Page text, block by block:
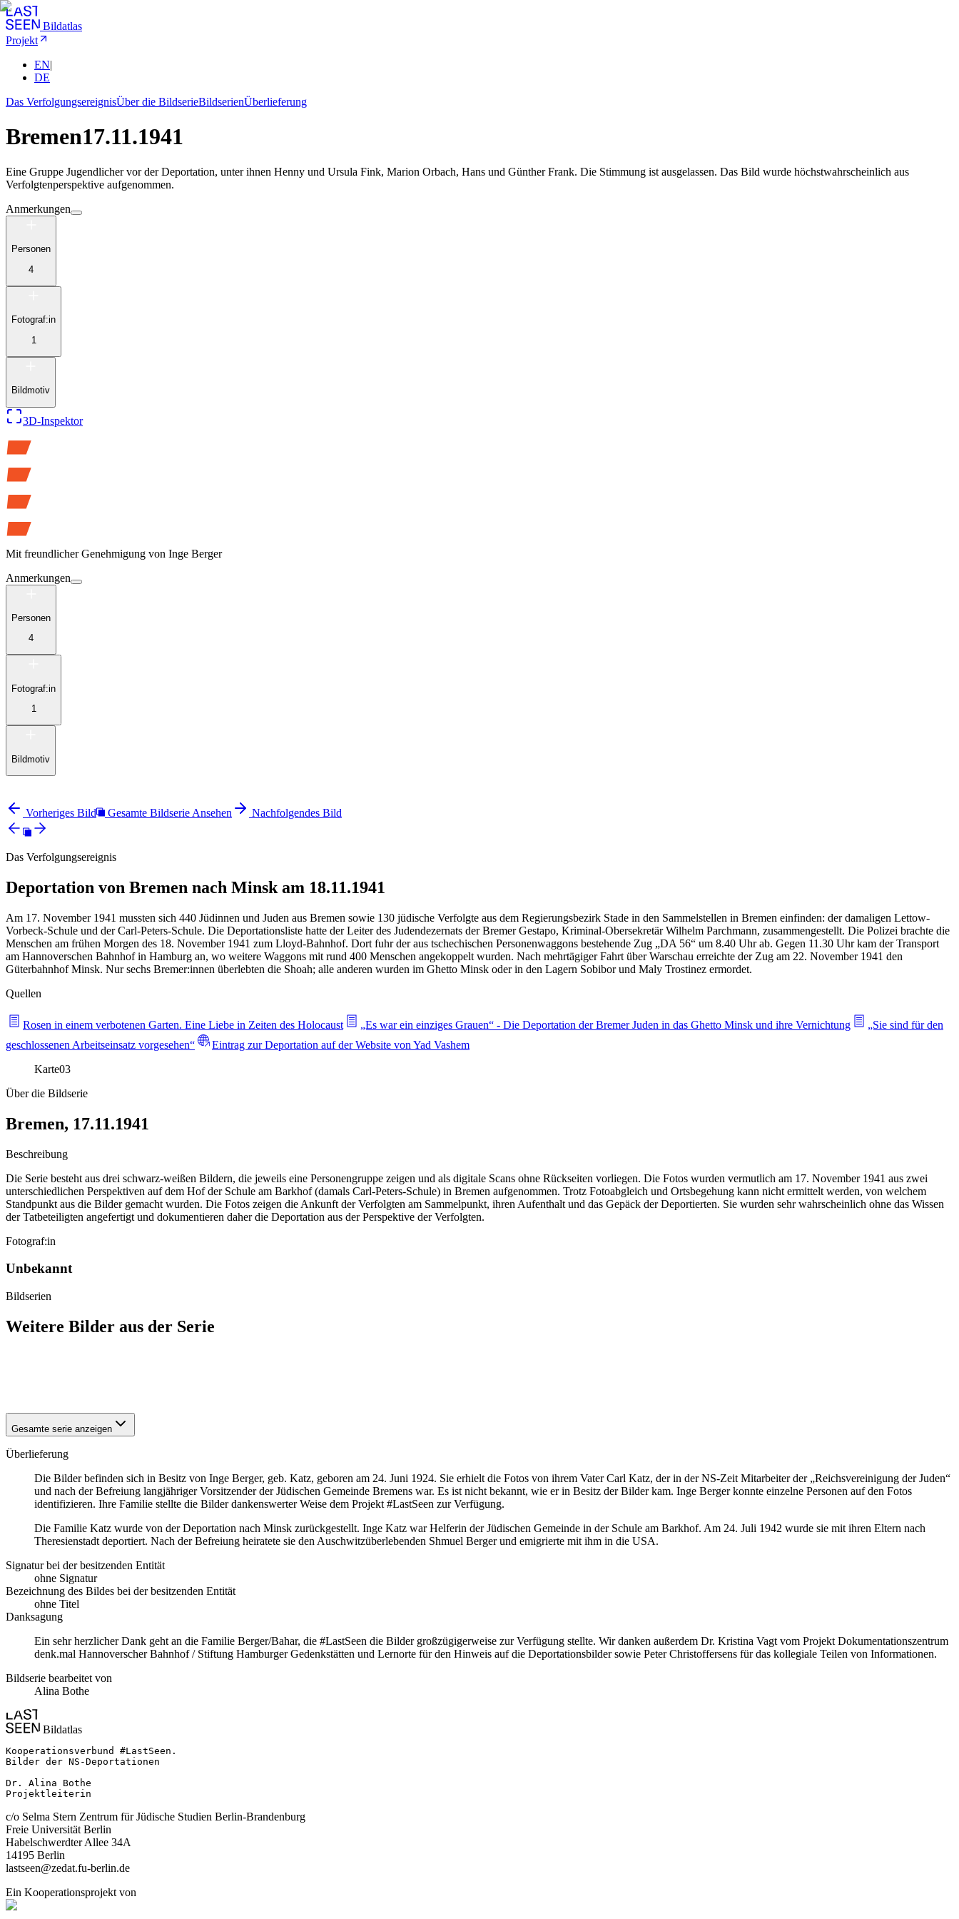
Bildatlas
Projekt
EN|
DE
Das VerfolgungsereignisÜber die BildserieBildserienÜberlieferung
Bremen17.11.1941
Eine Gruppe Jugendlicher vor der Deportation, unter ihnen Henny und Ursula Fink, Marion Orbach, Hans und Günther Frank. Die Stimmung ist ausgelassen. Das Bild wurde höchstwahrscheinlich aus
Verfolgtenperspektive aufgenommen.
Anmerkungen
Personen
4
Fotograf:in
1
Bildmotiv
3D-Inspektor
Mit freundlicher Genehmigung von Inge Berger
Anmerkungen
Personen
4
Fotograf:in
1
Bildmotiv
Vorheriges Bild Gesamte Bildserie Ansehen Nachfolgendes Bild
Das Verfolgungsereignis
Deportation von Bremen nach Minsk am 18.11.1941
Am 17. November 1941 mussten sich 440 Jüdinnen und Juden aus Bremen sowie 130 jüdische Verfolgte aus dem Regierungsbezirk Stade in den Sammelstellen in Bremen einfinden: der damaligen Lettow-
Vorbeck-Schule und der Carl-Peters-Schule. Die Deportationsliste hatte der Leiter des Judendezernats der Bremer Gestapo, Kriminal-Obersekretär Wilhelm Parchmann, zusammengestellt. Die Polizei brachte die
Menschen am frühen Morgen des 18. November 1941 zum Lloyd-Bahnhof. Dort fuhr der aus tschechischen Personenwaggons bestehende Zug „DA 56“ um 8.40 Uhr ab. Gegen 11.30 Uhr kam der Transport
am Hannoverschen Bahnhof in Hamburg an, wo weitere Waggons mit rund 400 Menschen angekoppelt wurden. Nach mehrtägiger Fahrt über Warschau erreichte der Zug am 22. November 1941 den
Güterbahnhof Minsk. Nur sechs Bremer:innen überlebten die Shoah; alle anderen wurden im Ghetto Minsk oder in den Lagern Sobibor und Maly Trostinez ermordet.
Quellen
Rosen in einem verbotenen Garten. Eine Liebe in Zeiten des Holocaust „Es war ein einziges Grauen“ - Die Deportation der Bremer Juden in das Ghetto Minsk und ihre Vernichtung
„Sie sind für den
geschlossenen Arbeitseinsatz vorgesehen“
Eintrag zur Deportation auf der Website von Yad Vashem
Karte03
Über die Bildserie
Bremen, 17.11.1941
Beschreibung
Die Serie besteht aus drei schwarz-weißen Bildern, die jeweils eine Personengruppe zeigen und als digitale Scans ohne Rückseiten vorliegen. Die Fotos wurden vermutlich am 17. November 1941 aus zwei
unterschiedlichen Perspektiven auf dem Hof der Schule am Barkhof (damals Carl-Peters-Schule) in Bremen aufgenommen. Trotz Fotoabgleich und Ortsbegehung kann nicht ermittelt werden, von welchem
Standpunkt aus die Bilder gemacht wurden. Die Fotos zeigen die Ankunft der Verfolgten am Sammelpunkt, ihren Aufenthalt und das Gepäck der Deportierten. Sie wurden sehr wahrscheinlich ohne das Wissen
der Tatbeteiligten angefertigt und dokumentieren daher die Deportation aus der Perspektive der Verfolgten.
Fotograf:in
Unbekannt
Bildserien
Weitere Bilder aus der Serie
Gesamte serie anzeigen
Überlieferung
Die Bilder befinden sich in Besitz von Inge Berger, geb. Katz, geboren am 24. Juni 1924. Sie erhielt die Fotos von ihrem Vater Carl Katz, der in der NS-Zeit Mitarbeiter der „Reichsvereinigung der Juden“
und nach der Befreiung langjähriger Vorsitzender der Jüdischen Gemeinde Bremens war. Es ist nicht bekannt, wie er in Besitz der Bilder kam. Inge Berger konnte einzelne Personen auf den Fotos
identifizieren. Ihre Familie stellte die Bilder dankenswerter Weise dem Projekt #LastSeen zur Verfügung.
Die Familie Katz wurde von der Deportation nach Minsk zurückgestellt. Inge Katz war Helferin der Jüdischen Gemeinde in der Schule am Barkhof. Am 24. Juli 1942 wurde sie mit ihren Eltern nach
Theresienstadt deportiert. Nach der Befreiung heiratete sie den Auschwitzüberlebenden Shmuel Berger und emigrierte mit ihm in die USA.
Signatur bei der besitzenden Entität
ohne Signatur
Bezeichnung des Bildes bei der besitzenden Entität
ohne Titel
Danksagung
Ein sehr herzlicher Dank geht an die Familie Berger/Bahar, die #LastSeen die Bilder großzügigerweise zur Verfügung stellte. Wir danken außerdem Dr. Kristina Vagt vom Projekt Dokumentationszentrum
denk.mal Hannoverscher Bahnhof / Stiftung Hamburger Gedenkstätten und Lernorte für den Hinweis auf die Deportationsbilder sowie Peter Christoffersens für das kollegiale Teilen von Informationen.
Bildserie bearbeitet von
Alina Bothe
Bildatlas
Kooperationsverbund #LastSeen.
Bilder der NS-Deportationen
Dr. Alina Bothe
Projektleiterin
c/o Selma Stern Zentrum für Jüdische Studien Berlin-Brandenburg
Freie Universität Berlin
Habelschwerdter Allee 34A
14195 Berlin
lastseen@zedat.fu-berlin.de
Ein Kooperationsprojekt von